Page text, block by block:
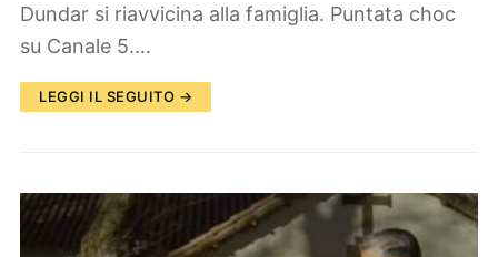
Dundar si riavvicina alla famiglia. Puntata choc
su Canale 5.…
LEGGI IL SEGUITO →